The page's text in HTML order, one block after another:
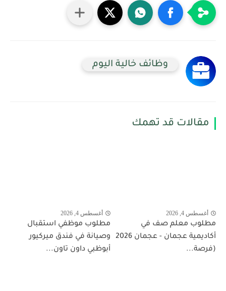
وظائف خالية اليوم
مقالات قد تهمك
أغسطس 4, 2026
مطلوب معلم صف في
أكاديمية عجمان - عجمان 2026
(فرصة...
أغسطس 4, 2026
مطلوب موظفي استقبال
وصيانة في فندق ميركيور
أبوظبي داون تاون...